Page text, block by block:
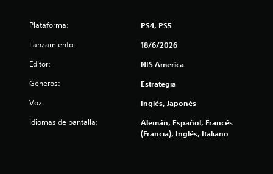
1
Plataforma: PS4, PS5
Lanzamiento: 18/6/2026
Editor: NIS America
Géneros: Estrategia
Voz: Inglés, Japonés
Idiomas de pantalla:
Alemán, Español, Francés
(Francia), Inglés, Italiano